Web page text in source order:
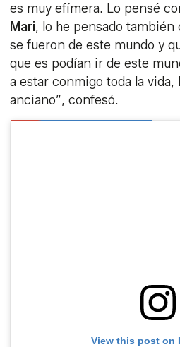
es muy efímera. Lo pensé
Mari, lo he pensado también
se fueron de este mundo y
que es podían ir de este
a estar conmigo toda la vida,
anciano”, confesó.
View this post on